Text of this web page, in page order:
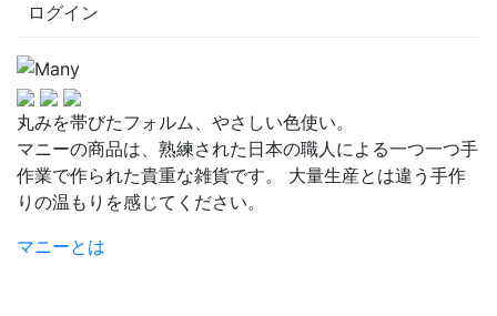
ログイン
丸みを帯びたフォルム、やさしい色使い。
マニーの商品は、熟練された日本の職人による一つ一つ手
作業で作られた貴重な雑貨です。 大量生産とは違う手作
りの温もりを感じてください。
マニーとは